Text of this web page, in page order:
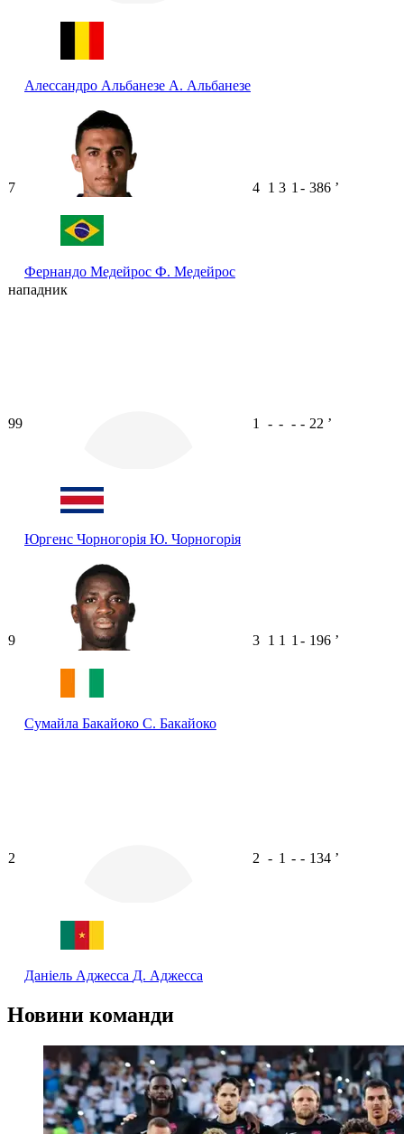
Алессандро Альбанезе А. Альбанезе
7
Фернандо Медейрос Ф. Медейрос
4 1 3 1 - 386 ʼ
нападник
99
Юргенс Чорногорія Ю. Чорногорія
1 - - - - 22 ʼ
9
Сумайла Бакайоко С. Бакайоко
3 1 1 1 - 196 ʼ
2
Даніель Аджесса Д. Аджесса
2 - 1 - - 134 ʼ
Новини команди